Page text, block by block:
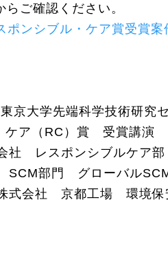
ご確認ください。
ポンシブル・ケア賞受賞案
京大学先端科学技術研
ケア（RC）賞 受賞講演
スポンシブルケア部
グローバルSCM戦
京都工場 環境保